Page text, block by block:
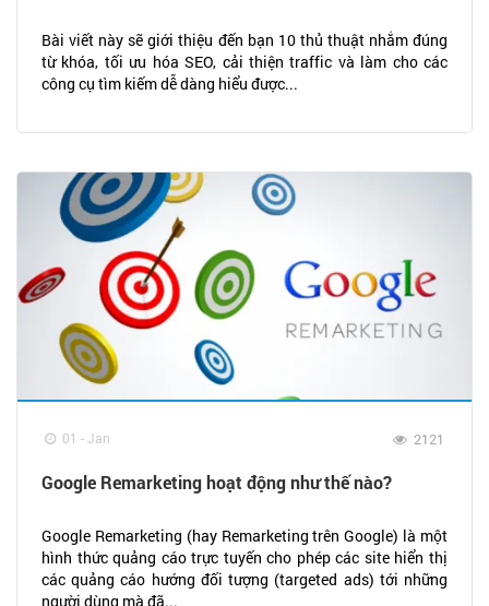
Bài viết này sẽ giới thiệu đến bạn 10 thủ thuật nhắm đúng
từ khóa, tối ưu hóa SEO, cải thiện traffic và làm cho các
công cụ tìm kiếm dễ dàng hiểu được...
01 - Jan 2121
Google Remarketing hoạt động như thế nào?
Google Remarketing (hay Remarketing trên Google) là một
hình thức quảng cáo trực tuyến cho phép các site hiển thị
các quảng cáo hướng đối tượng (targeted ads) tới những
người dùng mà đã...